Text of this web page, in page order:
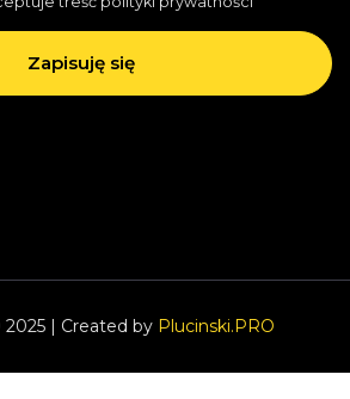
| Created by Plucinski.PRO